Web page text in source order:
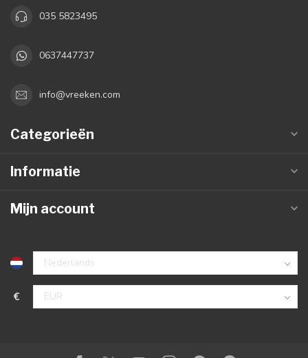
035 5823495
0637447737
info@vreeken.com
Categorieën
Informatie
Mijn account
€